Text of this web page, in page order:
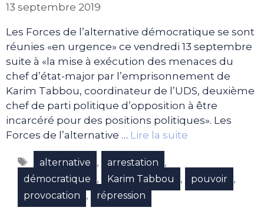
13 septembre 2019
Les Forces de l’alternative démocratique se sont
réunies «en urgence» ce vendredi 13 septembre
suite à «la mise à exécution des menaces du
chef d’état-major par l’emprisonnement de
Karim Tabbou, coordinateur de l’UDS, deuxième
chef de parti politique d’opposition à être
incarcéré pour des positions politiques». Les
Forces de l’alternative … Lire la suite
Étiquettes
alternative , arrestation ,
démocratique , Karim Tabbou , pouvoir ,
provocation , répression